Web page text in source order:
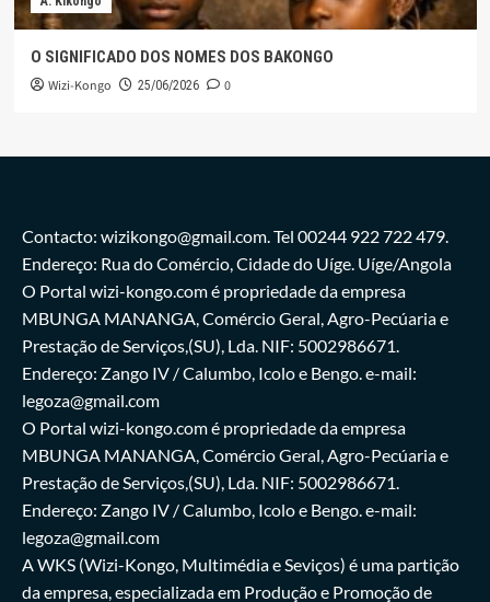
O SIGNIFICADO DOS NOMES DOS BAKONGO
Wizi-Kongo 25/06/2026 0
Contacto: wizikongo@gmail.com. Tel 00244 922 722 479.
Endereço: Rua do Comércio, Cidade do Uíge. Uíge/Angola
O Portal wizi-kongo.com é propriedade da empresa
MBUNGA MANANGA, Comércio Geral, Agro-Pecúaria e
Prestação de Serviços,(SU), Lda. NIF: 5002986671.
Endereço: Zango IV / Calumbo, Icolo e Bengo. e-mail:
legoza@gmail.com
O Portal wizi-kongo.com é propriedade da empresa
MBUNGA MANANGA, Comércio Geral, Agro-Pecúaria e
Prestação de Serviços,(SU), Lda. NIF: 5002986671.
Endereço: Zango IV / Calumbo, Icolo e Bengo. e-mail:
legoza@gmail.com
A WKS (Wizi-Kongo, Multimédia e Seviços) é uma partição
da empresa, especializada em Produção e Promoção de